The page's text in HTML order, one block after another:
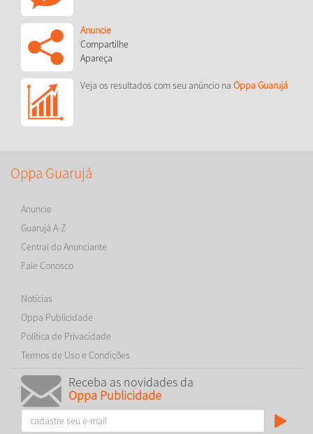
Anuncie
Compartilhe
Apareça
Veja os resultados com seu anúncio na Oppa Guarujá
Oppa Guarujá
Anuncie
Guarujá A-Z
Central do Anunciante
Fale Conosco
Notícias
Oppa Publicidade
Política de Privacidade
Termos de Uso e Condições
Receba as novidades da
Oppa Publicidade